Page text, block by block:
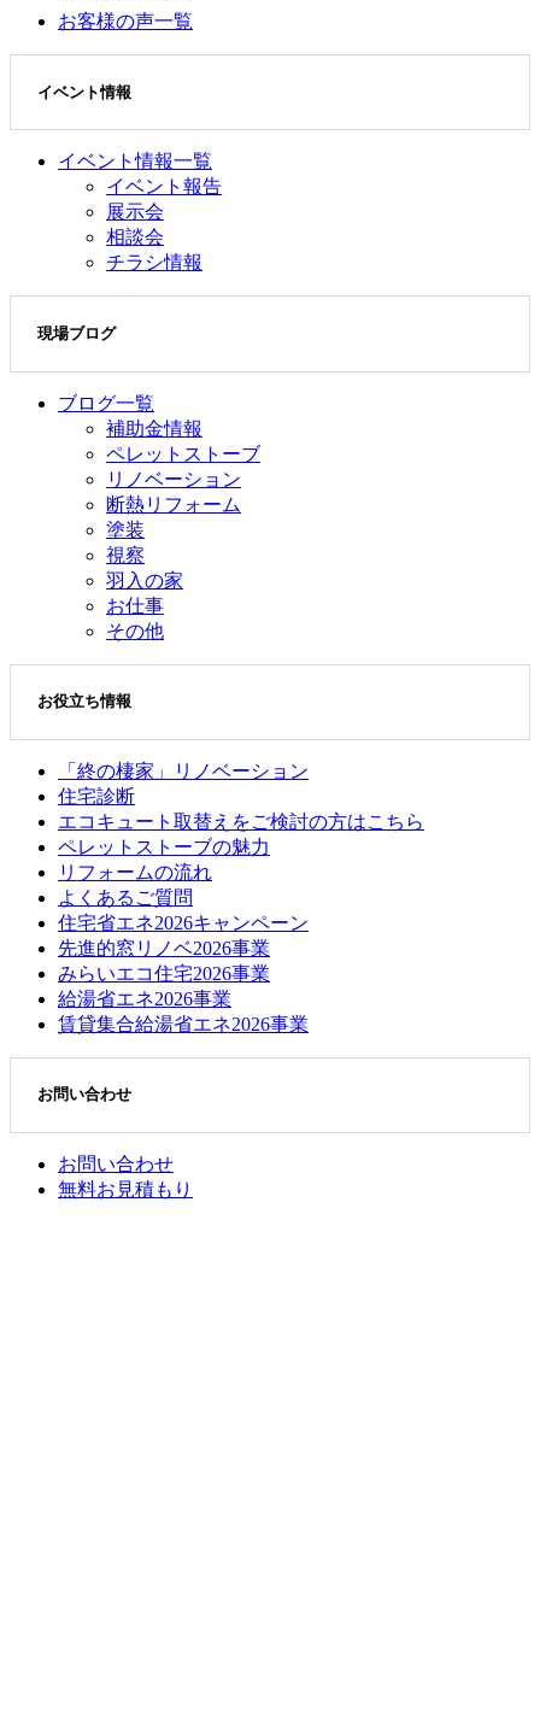
お客様の声一覧
イベント情報
イベント情報一覧
イベント報告
展示会
相談会
チラシ情報
現場ブログ
ブログ一覧
補助金情報
ペレットストーブ
リノベーション
断熱リフォーム
塗装
視察
羽入の家
お仕事
その他
お役立ち情報
「終の棲家」リノベーション
住宅診断
エコキュート取替えをご検討の方はこちら
ペレットストーブの魅力
リフォームの流れ
よくあるご質問
住宅省エネ2026キャンペーン
先進的窓リノベ2026事業
みらいエコ住宅2026事業
給湯省エネ2026事業
賃貸集合給湯省エネ2026事業
お問い合わせ
お問い合わせ
無料お見積もり